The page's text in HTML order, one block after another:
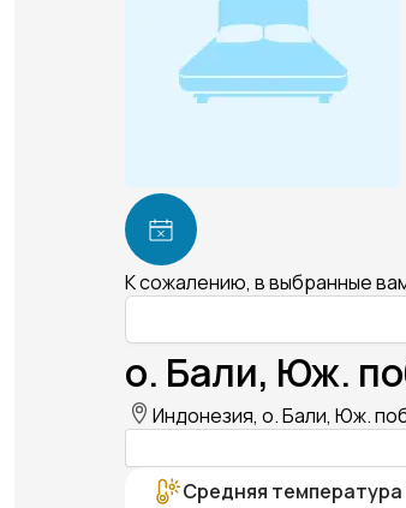
К сожалению, в выбранные
о. Бали, Юж.
Индонезия, о. Бали, Юж.
Средняя температура